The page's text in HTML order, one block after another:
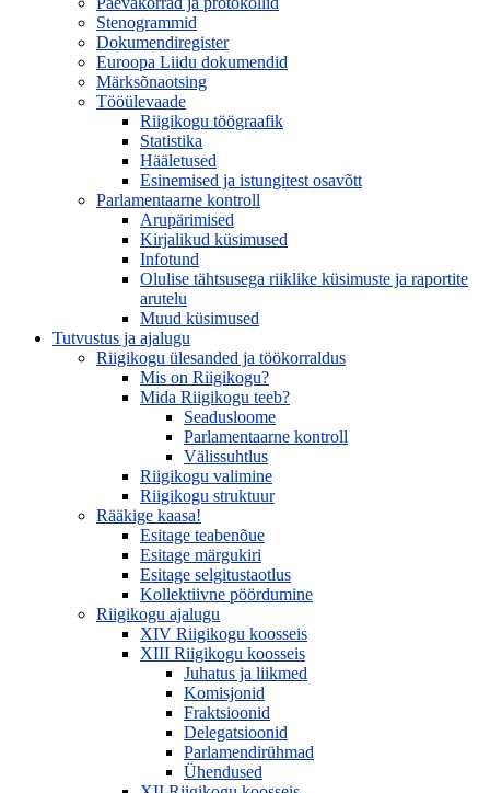
Stenogrammid
Dokumendiregister
Euroopa Liidu dokumendid
Märksõnaotsing
Tööülevaade
Riigikogu töögraafik
Statistika
Hääletused
Esinemised ja istungitest osavõtt
Parlamentaarne kontroll
Arupärimised
Kirjalikud küsimused
Infotund
Olulise tähtsusega riiklike küsimuste ja raportite
arutelu
Muud küsimused
Tutvustus ja ajalugu
Riigikogu ülesanded ja töökorraldus
Mis on Riigikogu?
Mida Riigikogu teeb?
Seadusloome
Parlamentaarne kontroll
Välissuhtlus
Riigikogu valimine
Riigikogu struktuur
Rääkige kaasa!
Esitage teabenõue
Esitage märgukiri
Esitage selgitustaotlus
Kollektiivne pöördumine
Riigikogu ajalugu
XIV Riigikogu koosseis
XIII Riigikogu koosseis
Juhatus ja liikmed
Komisjonid
Fraktsioonid
Delegatsioonid
Parlamendirühmad
Ühendused